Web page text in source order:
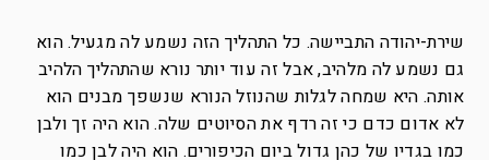
שירת-יהודה התביישה. כל התהליך הזה נשמע לה מגעיל. הוא
גם נשמע לה מלהיב, אבל זה עוד יותר נורא שהתהליך הלהיב
אותה. היא שמחה לגלות שהנוזל הנורא שנשפך מבנים הוא
לא אדום כדם כי זה רדף את הסיוטים שלה. הוא היה זך ולבן
כמו בגדיו של כהן גדול ביום הכיפורים. הוא היה לבן כמו